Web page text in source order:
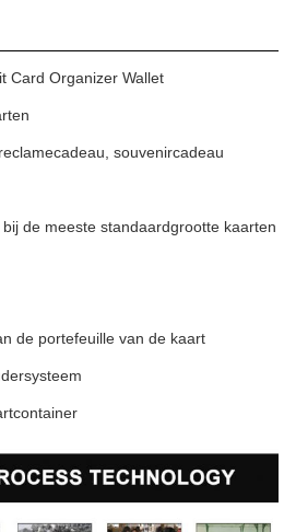
Card Organizer Wallet
souvenircadeau
de meeste standaardgrootte kaarten
de portefeuille van de kaart